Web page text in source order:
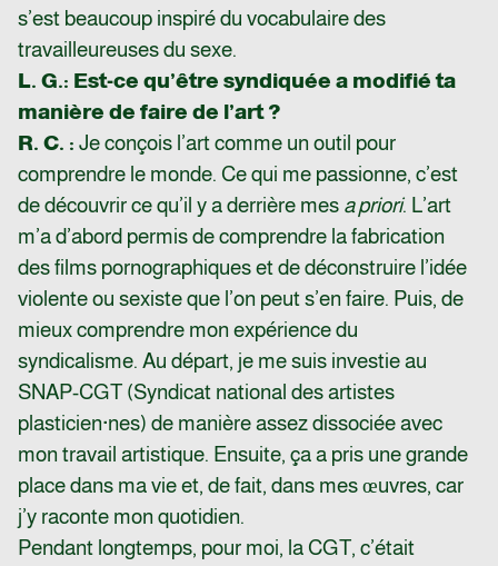
s’est beaucoup inspiré du vocabulaire des
travailleureuses du sexe.
L. G.: Est-ce qu’être syndiquée a modifié ta
manière de faire de l’art ?
R. C. : Je conçois l’art comme un outil pour
comprendre le monde. Ce qui me passionne, c’est
de découvrir ce qu’il y a derrière mes a priori. L’art
m’a d’abord permis de comprendre la fabrication
des films pornographiques et de déconstruire l’idée
violente ou sexiste que l’on peut s’en faire. Puis, de
mieux comprendre mon expérience du
syndicalisme. Au départ, je me suis investie au
SNAP-CGT (Syndicat national des artistes
plasticien·nes) de manière assez dissociée avec
mon travail artistique. Ensuite, ça a pris une grande
place dans ma vie et, de fait, dans mes œuvres, car
j’y raconte mon quotidien.
Pendant longtemps, pour moi, la CGT, c’était